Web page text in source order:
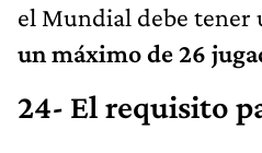
el Mundial debe tener
un máximo de 26
24- El requisito